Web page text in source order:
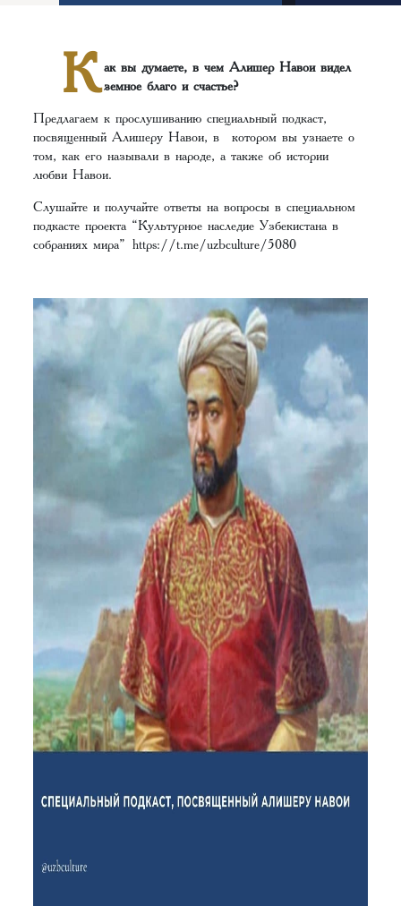
К ак вы думаете, в чем Алишер Навои видел
земное благо и счастье?
Предлагаем к прослушиванию специальный подкаст,
посвященный Алишеру Навои, в котором вы узнаете о
том, как его называли в народе, а также об истории
любви Навои.
Слушайте и получайте ответы на вопросы в специальном
подкасте проекта “Культурное наследие Узбекистана в
собраниях мира”https://t.me/uzbculture/5080